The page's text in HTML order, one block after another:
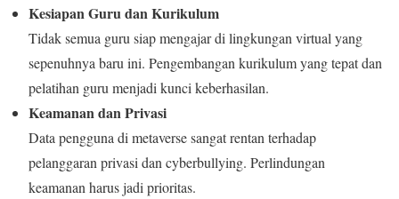
Kesiapan Guru dan Kurikulum
Tidak semua guru siap mengajar di lingkungan virtual yang
sepenuhnya baru ini. Pengembangan kurikulum yang tepat dan
pelatihan guru menjadi kunci keberhasilan.
Keamanan dan Privasi
Data pengguna di metaverse sangat rentan terhadap
pelanggaran privasi dan cyberbullying. Perlindungan
keamanan harus jadi prioritas.